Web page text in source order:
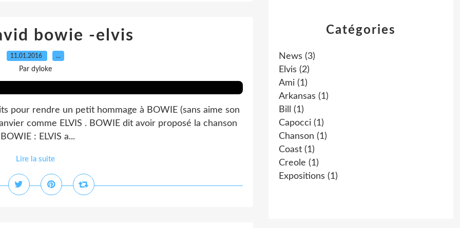
bowie -elvis
11.01.2016 …
Par dyloke
pour rendre un petit hommage à BOWIE (sans aime son
comme ELVIS . BOWIE dit avoir proposé la chanson
: ELVIS a...
Lire la suite
Catégories
News (3)
Elvis (2)
Ami (1)
Arkansas (1)
Bill
(1)
Capocci (1)
Chanson (1)
Coast (1)
Creole (1)
Expositions (1)